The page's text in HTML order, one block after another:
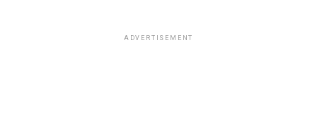
ADVERTISEMENT